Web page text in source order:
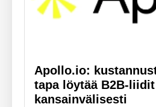
Apollo.io:
tapa löytää B2B-liidit
kansainvälisesti